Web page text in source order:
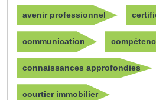
avenir professionnel
communication
connaissances approfondies
courtier immobilier